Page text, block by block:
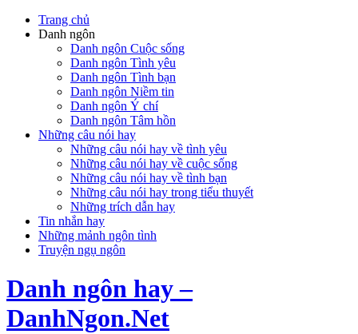
Trang chủ
Danh ngôn
Danh ngôn Cuộc sống
Danh ngôn Tình yêu
Danh ngôn Tình bạn
Danh ngôn Niềm tin
Danh ngôn Ý chí
Danh ngôn Tâm hồn
Những câu nói hay
Những câu nói hay về tình yêu
Những câu nói hay về cuộc sống
Những câu nói hay về tình bạn
Những câu nói hay trong tiểu thuyết
Những trích dẫn hay
Tin nhắn hay
Những mảnh ngôn tình
Truyện ngụ ngôn
Danh ngôn hay –
DanhNgon.Net